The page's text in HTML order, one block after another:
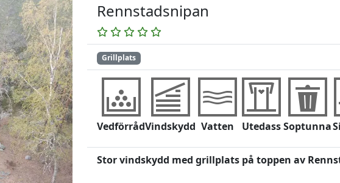
Rennstadsnipan
Grillplats
VedförrådVindskydd Vatten UtedassSoptunna
Stor vindskydd med grillplats på toppen av